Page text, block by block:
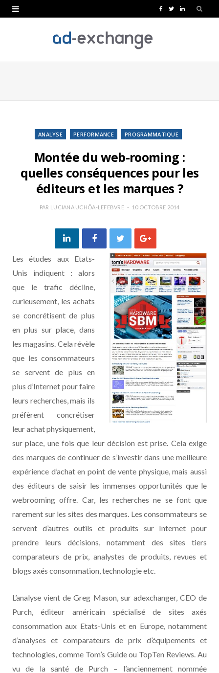
e
k
T
t
L
k
ANALYSE PERFORMANCE PROGRAMMATIQUE
Montée du web-rooming :
quelles conséquences pour les
éditeurs et les marques ?
PAR LUCIANA UCHÔA-LEFEBVRE 10 OCTOBRE 2014
Les études aux Etats-
Unis indiquent : alors
que le trafic décline,
curieusement, les achats
se concrétisent de plus
en plus sur place, dans
les magasins. Cela révèle
que les consommateurs
se servent de plus en
plus d’Internet pour faire
leurs recherches, mais ils
préfèrent concrétiser
leur achat physiquement,
sur place, une fois que leur décision est prise. Cela exige
des marques de continuer de s’investir dans une meilleure
expérience d’achat en point de vente physique, mais aussi
des éditeurs de saisir les immenses opportunités que le
webrooming offre. Car, les recherches ne se font que
rarement sur les sites des marques. Les consommateurs se
servent d’autres outils et produits sur Internet pour
prendre leurs décisions, notamment des sites tiers
comparateurs de prix, analystes de produits, revues et
blogs axés consommation, technologie etc.
L’analyse vient de Greg Mason, sur adexchanger, CEO de
Purch, éditeur américain spécialisé de sites axés
consommation aux Etats-Unis et en Europe, notamment
d’analyses et comparateurs de prix d’équipements et
technologies, comme Tom’s Guide ou TopTen Reviews. Au
vu de la santé de Purch – l’anciennement nommée